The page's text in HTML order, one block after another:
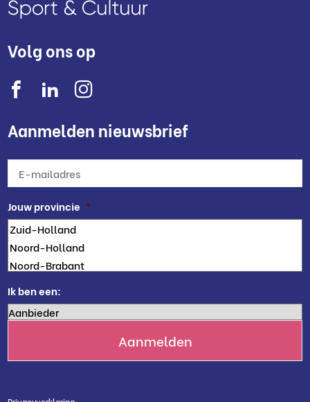
Volg ons op
Aanmelden nieuwsbrief
mailadres *
Jouw provincie *
Ik ben een: